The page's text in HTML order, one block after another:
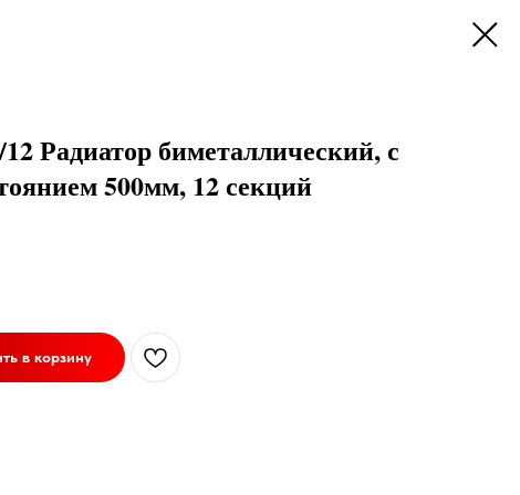
Радиатор биметаллический, с
500мм, 12 секций
в корзину